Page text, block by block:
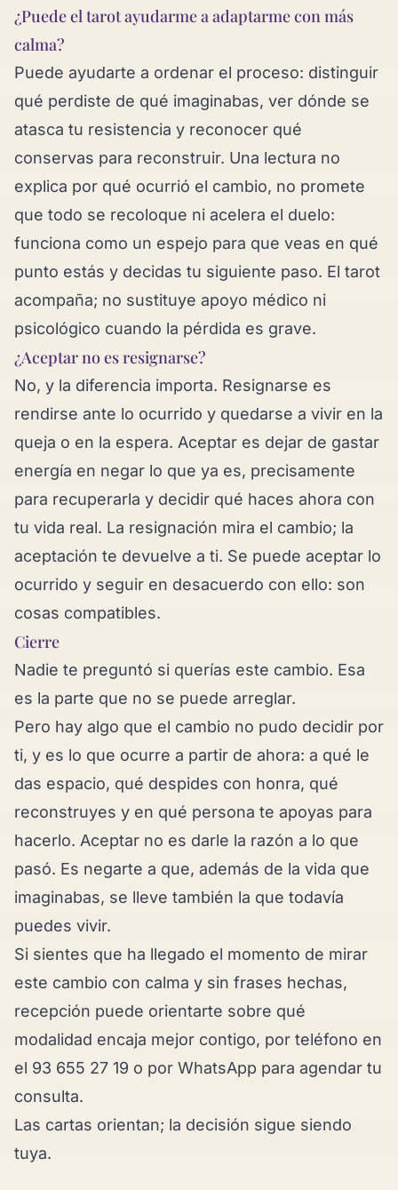
¿Puede el tarot ayudarme a adaptarme con más
calma?
Puede ayudarte a ordenar el proceso: distinguir
qué perdiste de qué imaginabas, ver dónde se
atasca tu resistencia y reconocer qué
conservas para reconstruir. Una lectura no
explica por qué ocurrió el cambio, no promete
que todo se recoloque ni acelera el duelo:
funciona como un espejo para que veas en qué
punto estás y decidas tu siguiente paso. El tarot
acompaña; no sustituye apoyo médico ni
psicológico cuando la pérdida es grave.
¿Aceptar no es resignarse?
No, y la diferencia importa. Resignarse es
rendirse ante lo ocurrido y quedarse a vivir en la
queja o en la espera. Aceptar es dejar de gastar
energía en negar lo que ya es, precisamente
para recuperarla y decidir qué haces ahora con
tu vida real. La resignación mira el cambio; la
aceptación te devuelve a ti. Se puede aceptar lo
ocurrido y seguir en desacuerdo con ello: son
cosas compatibles.
Cierre
Nadie te preguntó si querías este cambio. Esa
es la parte que no se puede arreglar.
Pero hay algo que el cambio no pudo decidir por
ti, y es lo que ocurre a partir de ahora: a qué le
das espacio, qué despides con honra, qué
reconstruyes y en qué persona te apoyas para
hacerlo. Aceptar no es darle la razón a lo que
pasó. Es negarte a que, además de la vida que
imaginabas, se lleve también la que todavía
puedes vivir.
Si sientes que ha llegado el momento de mirar
este cambio con calma y sin frases hechas,
recepción puede orientarte sobre qué
modalidad encaja mejor contigo, por teléfono en
el 93 655 27 19 o por WhatsApp para agendar tu
consulta.
Las cartas orientan; la decisión sigue siendo
tuya.